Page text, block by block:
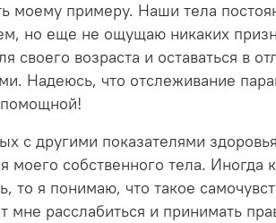
моему примеру. Наши тела
но еще не ощущаю никаких
своего возраста и оставаться в
Надеюсь, что отслеживание
с другими показателями
собственного тела. Иногда
то я понимаю, что такое
расслабиться и принимать